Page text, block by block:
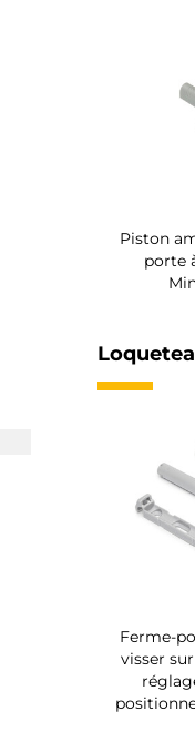
Piston
porte
Ferme-
visser